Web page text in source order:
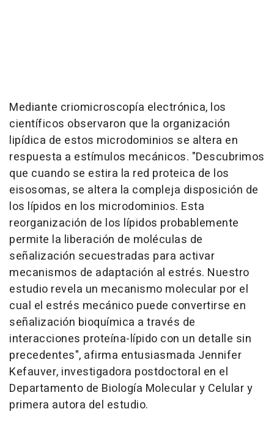
Mediante criomicroscopía electrónica, los
científicos observaron que la organización
lipídica de estos microdominios se altera en
respuesta a estímulos mecánicos. "Descubrimos
que cuando se estira la red proteica de los
eisosomas, se altera la compleja disposición de
los lípidos en los microdominios. Esta
reorganización de los lípidos probablemente
permite la liberación de moléculas de
señalización secuestradas para activar
mecanismos de adaptación al estrés. Nuestro
estudio revela un mecanismo molecular por el
cual el estrés mecánico puede convertirse en
señalización bioquímica a través de
interacciones proteína-lípido con un detalle sin
precedentes", afirma entusiasmada Jennifer
Kefauver, investigadora postdoctoral en el
Departamento de Biología Molecular y Celular y
primera autora del estudio.